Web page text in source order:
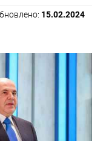
15.02.2024